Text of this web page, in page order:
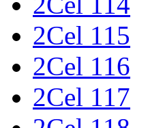
2Cel 115
2Cel 116
2Cel 117